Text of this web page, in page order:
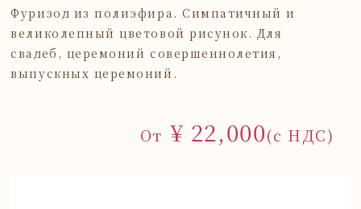
Фуризод из полиэфира. Симпатичный и
великолепный цветовой рисунок. Для
свадеб, церемоний совершеннолетия,
выпускных церемоний.
От ¥ 22,000(с НДС)